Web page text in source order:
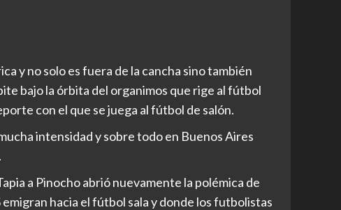
y no solo es fuera de la cancha sino también
bajo la órbita del organimos que rige al fútbol
con el que se juega al fútbol de salón.
intensidad y sobre todo en Buenos Aires
a Pinocho abrió nuevamente la polémica de
hacia el fútbol sala y donde los futbolistas